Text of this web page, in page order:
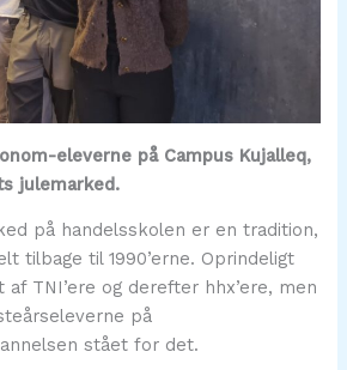
eleverne på Campus Kujalleq,
julemarked.
på handelsskolen er en tradition,
tilbage til 1990’erne. Oprindeligt
TNI’ere og derefter hhx’ere, men
på
stået for det.